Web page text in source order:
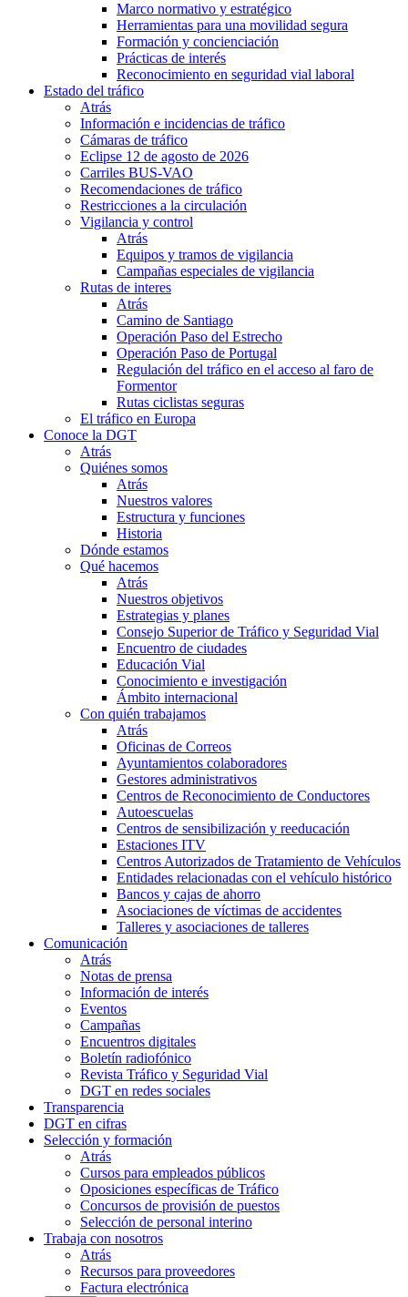
Marco normativo y estratégico
Herramientas para una movilidad segura
Formación y concienciación
Prácticas de interés
Reconocimiento en seguridad vial laboral
Estado del tráfico
Atrás
Información e incidencias de tráfico
Cámaras de tráfico
Eclipse 12 de agosto de 2026
Carriles BUS-VAO
Recomendaciones de tráfico
Restricciones a la circulación
Vigilancia y control
Atrás
Equipos y tramos de vigilancia
Campañas especiales de vigilancia
Rutas de interes
Atrás
Camino de Santiago
Operación Paso del Estrecho
Operación Paso de Portugal
Regulación del tráfico en el acceso al faro de
Formentor
Rutas ciclistas seguras
El tráfico en Europa
Conoce la DGT
Atrás
Quiénes somos
Atrás
Nuestros valores
Estructura y funciones
Historia
Dónde estamos
Qué hacemos
Atrás
Nuestros objetivos
Estrategias y planes
Consejo Superior de Tráfico y Seguridad Vial
Encuentro de ciudades
Educación Vial
Conocimiento e investigación
Ámbito internacional
Con quién trabajamos
Atrás
Oficinas de Correos
Ayuntamientos colaboradores
Gestores administrativos
Centros de Reconocimiento de Conductores
Autoescuelas
Centros de sensibilización y reeducación
Estaciones ITV
Centros Autorizados de Tratamiento de Vehículos
Entidades relacionadas con el vehículo histórico
Bancos y cajas de ahorro
Asociaciones de víctimas de accidentes
Talleres y asociaciones de talleres
Comunicación
Atrás
Notas de prensa
Información de interés
Eventos
Campañas
Encuentros digitales
Boletín radiofónico
Revista Tráfico y Seguridad Vial
DGT en redes sociales
Transparencia
DGT en cifras
Selección y formación
Atrás
Cursos para empleados públicos
Oposiciones específicas de Tráfico
Concursos de provisión de puestos
Selección de personal interino
Trabaja con nosotros
Atrás
Recursos para proveedores
Factura electrónica